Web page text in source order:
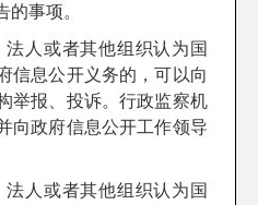
事项。
法人或者其他组织认为国
信息公开义务的，可以向
举报、投诉。行政监察机
向政府信息公开工作领导
法人或者其他组织认为国